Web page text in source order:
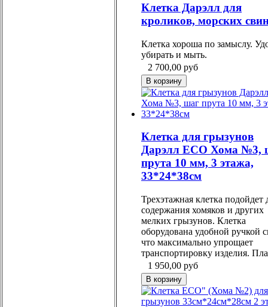
Клетка Дарэлл для
кроликов, морских
Клетка хороша по замыслу.
убирать и мыть.
2 700,00 руб
Клетка для грызунов
Дарэлл ЕСО Хома №3,
прута 10 мм, 3 этажа,
33*24*38см
Трехэтажная клетка подойдет
содержания хомяков и других
мелких грызунов. Клетка
оборудована удобной ручкой
что максимально упрощает
транспортировку изделия.
1 950,00 руб